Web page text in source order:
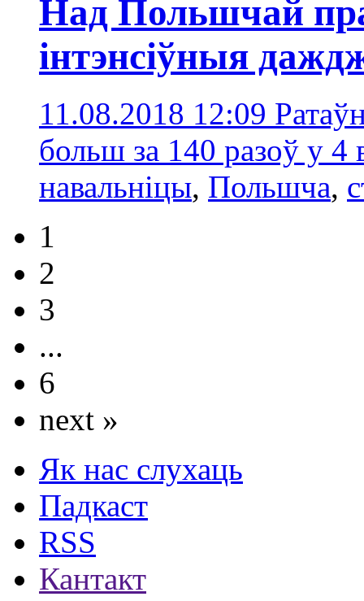
Над Польшчай
інтэнсіўныя
11.08.2018 12:09
больш за 140 разоў у 4
навальніцы, Польшчa,
1
2
3
...
6
next »
Як нас слухаць
Падкаст
RSS
Кантакт